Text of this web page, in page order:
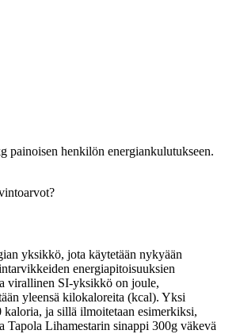
painoisen henkilön energiankulutukseen.
yksikkö, jota käytetään nykyään
energiapitoisuuksien
virallinen SI-yksikkö on joule,
yleensä kilokaloreita (kcal). Yksi
ja sillä ilmoitetaan esimerkiksi,
Tapola Lihamestarin sinappi 300g väkevä